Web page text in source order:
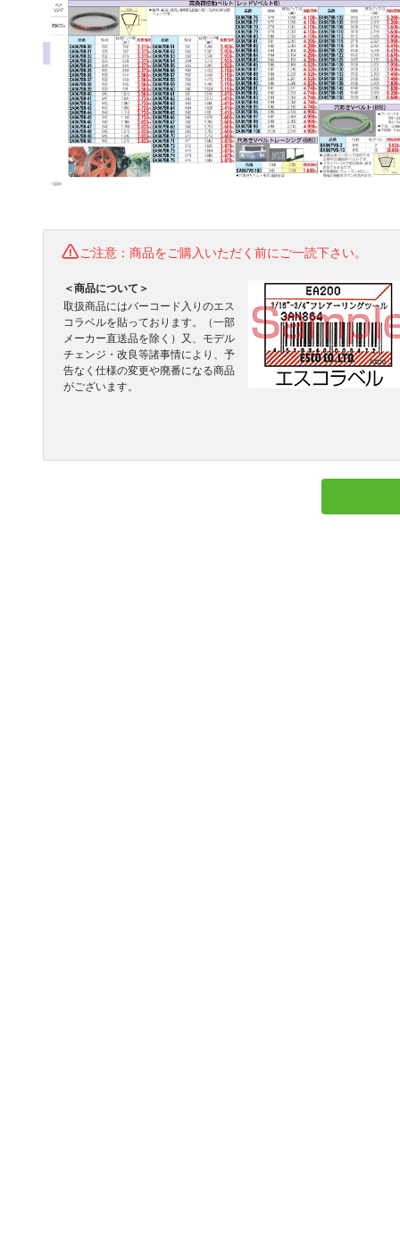
ご注意：商品をご購入いただく前にご一読下さい。
＜商品について＞
取扱商品にはバーコード入りのエス
コラベルを貼っております。（一部
メーカー直送品を除く）又、モデル
チェンジ・改良等諸事情により、予
告なく仕様の変更や廃番になる商品
がございます。